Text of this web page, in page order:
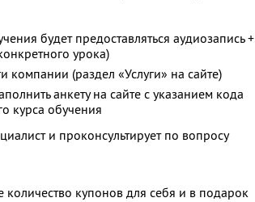
будет предоставляться аудиозапись +
урока)
компании (раздел «Услуги» на сайте)
анкету на сайте с указанием кода
курса обучения
и проконсультирует по вопросу
купонов для себя и в подарок